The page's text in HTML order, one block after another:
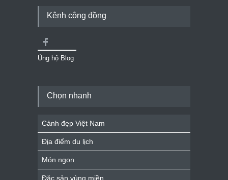
Kênh cộng đồng
Ủng hộ Blog
Chọn nhanh
Cảnh đẹp Việt Nam
Địa điểm du lịch
Món ngon
Đặc sản vùng miền